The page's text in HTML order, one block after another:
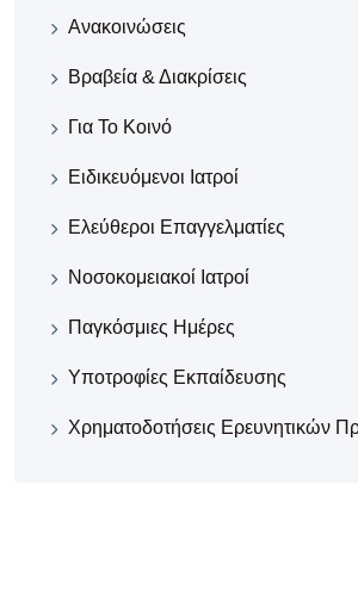
Ανακοινώσεις
Βραβεία & Διακρίσεις
Για Το Κοινό
Ειδικευόμενοι Ιατροί
Ελεύθεροι Επαγγελματίες
Νοσοκομειακοί Iατροί
Παγκόσμιες Ημέρες
Υποτροφίες Εκπαίδευσης
Χρηματοδοτήσεις Ερευνητικών